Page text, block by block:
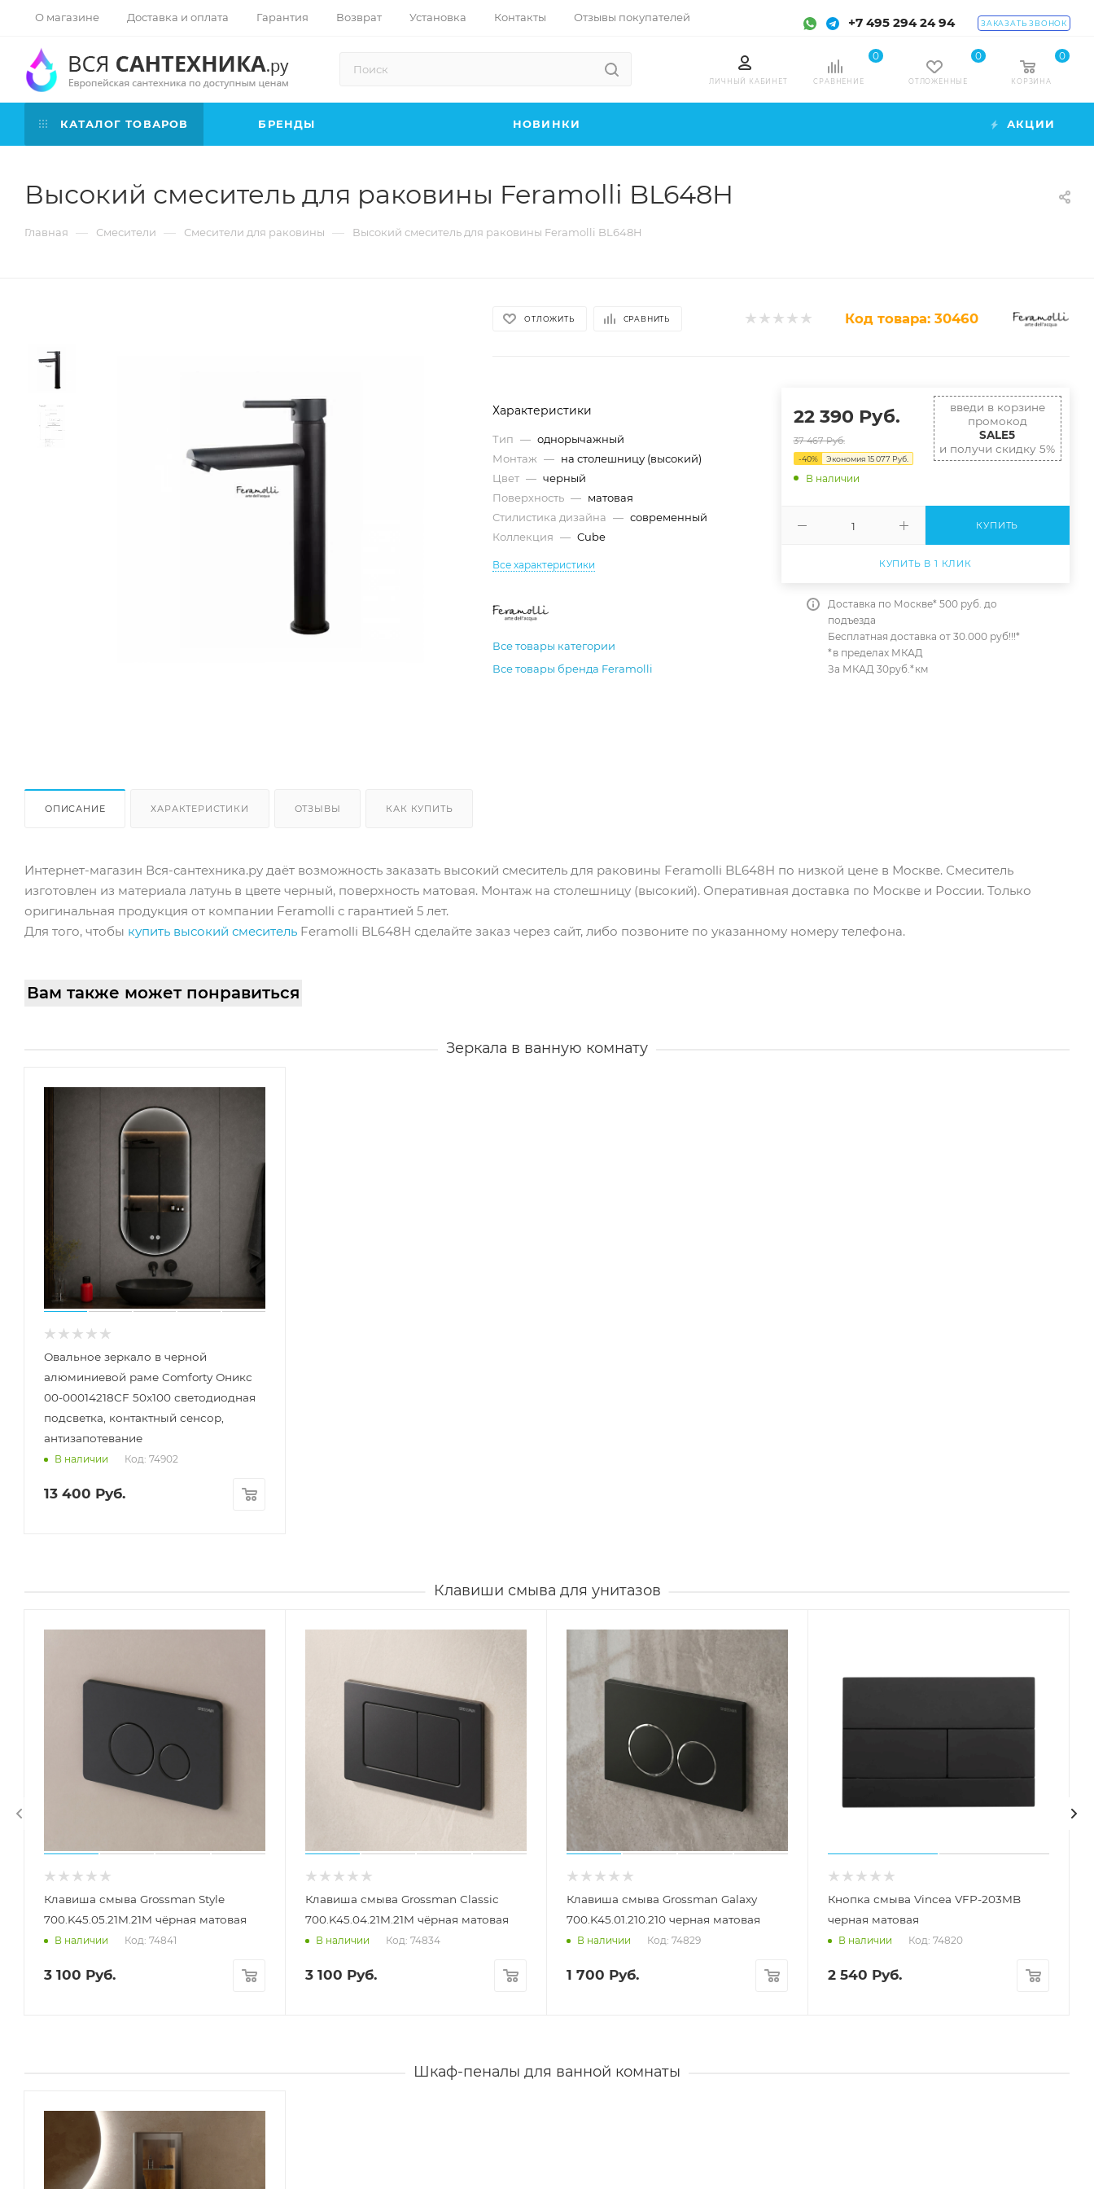
О магазине Доставка и оплата Гарантия Возврат Установка Контакты Отзывы покупателей +7 495 294 24 94 ЗАКАЗАТЬ ЗВОНОК
ЛИЧНЫЙ КАБИНЕТ СРАВНЕНИЕ
0
ОТЛОЖЕННЫЕ
0
КОРЗИНА
0
КАТАЛОГ ТОВАРОВ БРЕНДЫ НОВИНКИ АКЦИИ
Высокий смеситель для раковины Feramolli BL648H
Главная — Смесители — Смесители для раковины — Высокий смеситель для раковины Feramolli BL648H
ОТЛОЖИТЬ СРАВНИТЬ Код товара: 30460
Характеристики
Тип — однорычажный
Монтаж — на столешницу (высокий)
Цвет — черный
Поверхность — матовая
Стилистика дизайна — современный
Коллекция — Cube
Все характеристики
Все товары категории
Все товары бренда Feramolli
22 390 Руб.
37 467Руб.
-40% Экономия 15 077 Руб.
В наличии
введи в корзине
промокод
SALE5
и получи скидку 5%
КУПИТЬ
КУПИТЬ В 1 КЛИК
Доставка по Москве* 500 руб. до
подъезда
Бесплатная доставка от 30.000 руб!!!*
*в пределах МКАД
За МКАД 30руб.*км
ОПИСАНИЕ ХАРАКТЕРИСТИКИ ОТЗЫВЫ КАК КУПИТЬ
Интернет-магазин Вся-сантехника.ру даёт возможность заказать высокий смеситель для раковины Feramolli BL648H по низкой цене в Москве. Смеситель
изготовлен из материала латунь в цвете черный, поверхность матовая. Монтаж на столешницу (высокий). Оперативная доставка по Москве и России. Только
оригинальная продукция от компании Feramolli с гарантией 5 лет.
Для того, чтобы купить высокий смеситель Feramolli BL648H сделайте заказ через сайт, либо позвоните по указанному номеру телефона.
Вам также может понравиться
Зеркала в ванную комнату
Овальное зеркало в черной
алюминиевой раме Comforty Оникс
00-00014218CF 50x100 светодиодная
подсветка, контактный сенсор,
антизапотевание
В наличии Код: 74902
13 400 Руб.
Клавиши смыва для унитазов
Клавиша смыва Grossman Style
700.K45.05.21M.21M чёрная матовая
В наличии Код: 74841
3 100 Руб.
Клавиша смыва Grossman Classic
700.K45.04.21M.21M чёрная матовая
В наличии Код: 74834
3 100 Руб.
Клавиша смыва Grossman Galaxy
700.K45.01.210.210 черная матовая
В наличии Код: 74829
1 700 Руб.
Кнопка смыва Vincea VFP-203MB
черная матовая
В наличии Код: 74820
2 540 Руб.
Шкаф-пеналы для ванной комнаты